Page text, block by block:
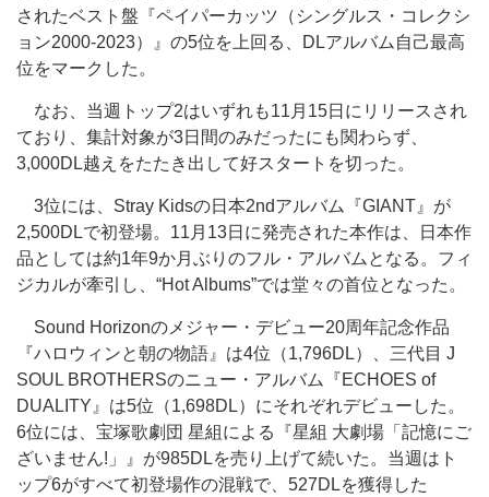
されたベスト盤『ペイパーカッツ（シングルス・コレクシ
ョン2000-2023）』の5位を上回る、DLアルバム自己最高
位をマークした。
なお、当週トップ2はいずれも11月15日にリリースされ
ており、集計対象が3日間のみだったにも関わらず、
3,000DL越えをたたき出して好スタートを切った。
3位には、Stray Kidsの日本2ndアルバム『GIANT』が
2,500DLで初登場。11月13日に発売された本作は、日本作
品としては約1年9か月ぶりのフル・アルバムとなる。フィ
ジカルが牽引し、“Hot Albums”では堂々の首位となった。
Sound Horizonのメジャー・デビュー20周年記念作品
『ハロウィンと朝の物語』は4位（1,796DL）、三代目 J
SOUL BROTHERSのニュー・アルバム『ECHOES of
DUALITY』は5位（1,698DL）にそれぞれデビューした。
6位には、宝塚歌劇団 星組による『星組 大劇場「記憶にご
ざいません!」』が985DLを売り上げて続いた。当週はト
ップ6がすべて初登場作の混戦で、527DLを獲得した